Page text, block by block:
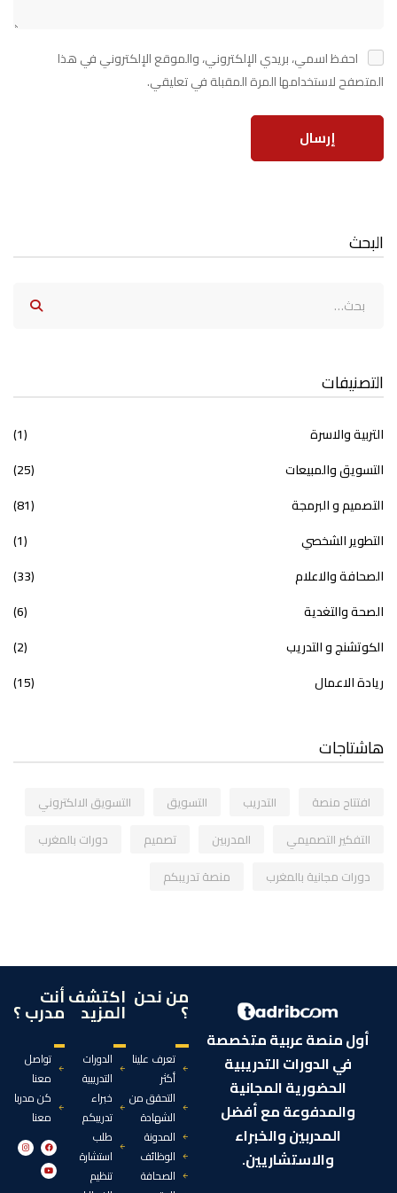
احفظ اسمي، بريدي الإلكتروني، والموقع الإلكتروني في هذا
المتصفح لاستخدامها المرة المقبلة في تعليقي.
البحث
التصنيفات
التربية والاسرة
(1)
التسويق والمبيعات
(25)
التصميم و البرمجة
(81)
التطوير الشخصي
(1)
الصحافة والاعلام
(33)
الصحة والتغدية
(6)
الكوتشنج و التدريب
(2)
ريادة الاعمال
(15)
هاشتاجات
افتتاح منصة التدريب التسويق
التسويق الالكتروني
التفكير التصميمي
المدربين تصميم
دورات بالمغرب
دورات مجانية بالمغرب
منصة تدريبكم
أول منصة عربية متخصصة
في الدورات التدريبية
الحضورية المجانية
والمدفوعة مع أفضل
المدربين والخبراء
والاستشاريين.
من نحن
؟
تعرف علينا
أكثر
التحقق من
الشهادة
المدونة
الوظائف
الصحافة
اكتشف
المزيد
الدورات
التدريبية
خبراء
تدريبكم
طلب
استشارة
تنظيم
أنت
مدرب ؟
تواصل
معنا
كن مدربا
معنا